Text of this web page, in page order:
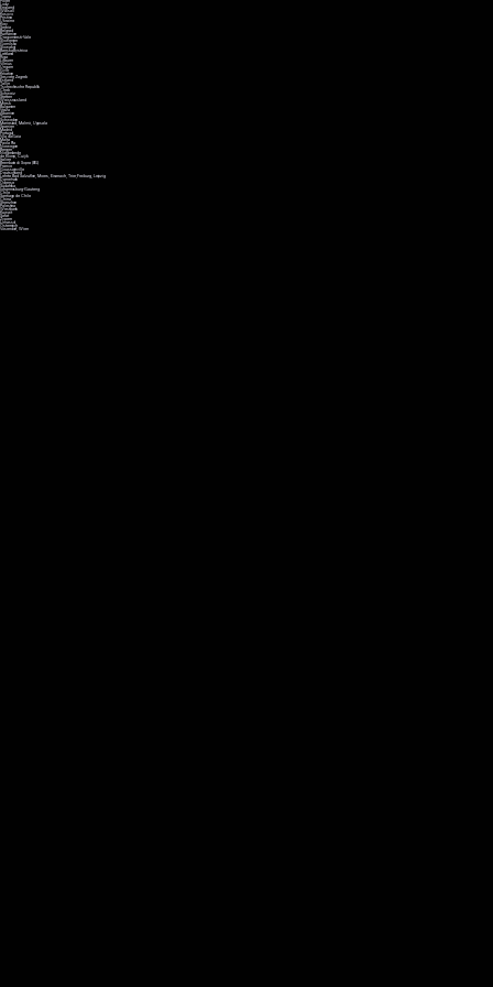
Polen
Lodz
England
Walsall
Kosovo
Pristina
Ukraine
Kiev
Serbia
Belgrad
Rumänien
Dragomiresti-Vale
Slowenien
Gomilsko
Slowakei
Banska Bystrica
Lettland
Riga
Litauen
Vilnius
Ungarn
Györ
Kroatien
Sesvete, Zagreb
Estland
Tallin
Tschechische Republik
Cheb
Schweiz
Stetten
Weissrussland
Minsk
Bulgarien
Vraza
Albanien
Tirana
Schweden
Mariestad, Malmö, Uppsala
Spanien
Madrid
Portugal
Vila da Gaia
Malta
Paola Pla
Norwegen
Bergen
Niederlande
de Klomp, Cuijik
Italien
Brembate di Sopra (BG)
France
Goussainville
Deutschland
Lehrte, Bad Salzuflen, Moers, Eisenach, Trier, Freiburg, Leipzig
Danemark
Odense
Südafrika
Johannesburg-Gauteng
Chile
Santiago de Chile
China
Shenzhen
Palestina
Westbank
Kuwait
Safat
Zypern
Limassol
Österreich
Vösendorf, Wien